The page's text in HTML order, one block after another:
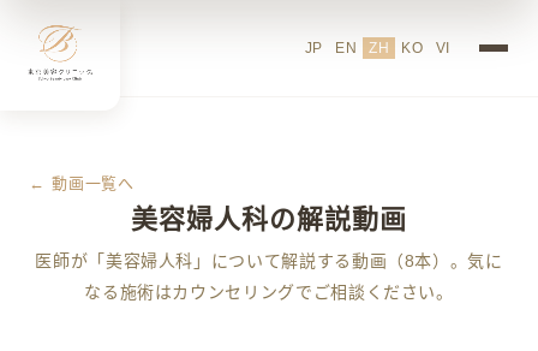
JP EN ZH KO VI
← 動画一覧へ
美容婦人科の解説動画
医師が「美容婦人科」について解説する動画（8本）。気に
なる施術はカウンセリングでご相談ください。